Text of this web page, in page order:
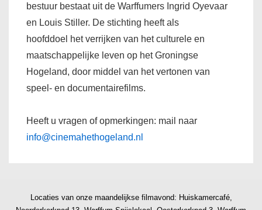
bestuur bestaat uit de Warffumers Ingrid Oyevaar
en Louis Stiller. De stichting heeft als
hoofddoel het verrijken van het culturele en
maatschappelijke leven op het Groningse
Hogeland, door middel van het vertonen van
speel- en documentairefilms.
Heeft u vragen of opmerkingen: mail naar
info@cinemahethogeland.nl
Locaties van onze maandelijkse filmavond: Huiskamercafé,